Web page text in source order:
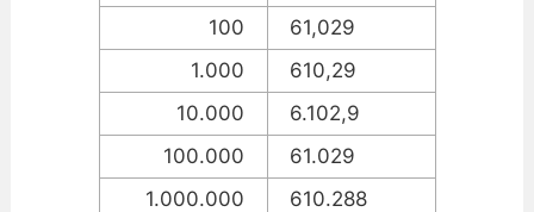
100
61,029
1.000
610,29
10.000
6.102,9
100.000
61.029
1.000.000
610.288